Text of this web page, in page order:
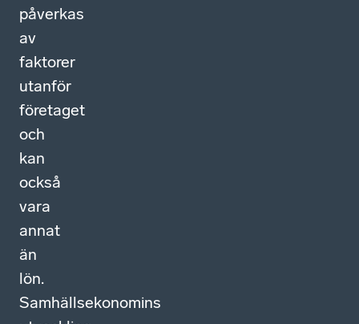
påverkas
av
faktorer
utanför
företaget
och
kan
också
vara
annat
än
lön.
Samhällsekonomins